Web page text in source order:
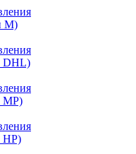
M)
DHL)
MP)
HP)